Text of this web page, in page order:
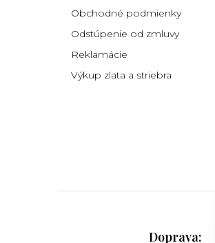
Obchodné podmienky
Odstúpenie od zmluvy
Reklamácie
Výkup zlata a striebra
Doprava: